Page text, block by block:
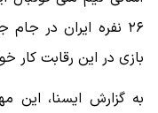
بازی در این رقابت‌ کار